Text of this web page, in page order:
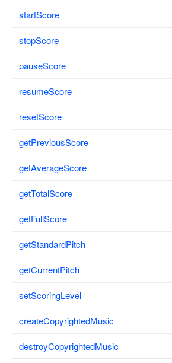
startScore
stopScore
pauseScore
resumeScore
resetScore
getPreviousScore
getAverageScore
getTotalScore
getFullScore
getStandardPitch
getCurrentPitch
setScoringLevel
createCopyrightedMusic
destroyCopyrightedMusic